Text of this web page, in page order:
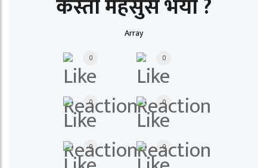
कस्तो महसुस भयो ?
Array
0 0
0 0
0 0